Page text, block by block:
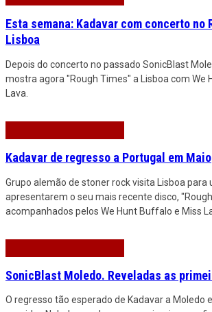
Esta semana: Kadavar com concerto no
Lisboa
Depois do concerto no passado SonicBlast
mostra agora "Rough Times" a Lisboa com We
Lava.
Kadavar de regresso a Portugal em Maio
Grupo alemão de stoner rock visita Lisboa para
apresentarem o seu mais recente disco,
acompanhados pelos We Hunt Buffalo e Miss
SonicBlast Moledo. Reveladas as
O regresso tão esperado de Kadavar a Moledo